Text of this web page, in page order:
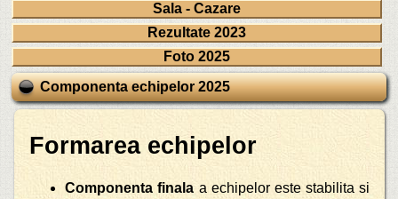
Sala - Cazare
Rezultate 2023
Foto 2025
Componenta echipelor 2025
Formarea echipelor
Componenta finala a echipelor este stabilita si